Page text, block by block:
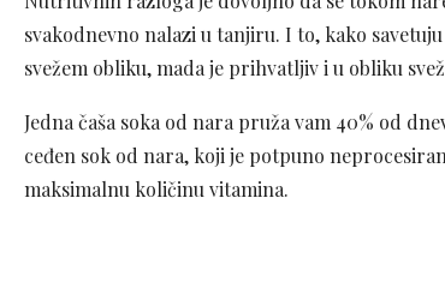
svakodnevno nalazi u tanjiru. I to, kako
svežem obliku, mada je prihvatljiv i u obliku
Jedna čaša soka od nara pruža vam 40% od
ceđen sok od nara, koji je potpuno
maksimalnu količinu vitamina.